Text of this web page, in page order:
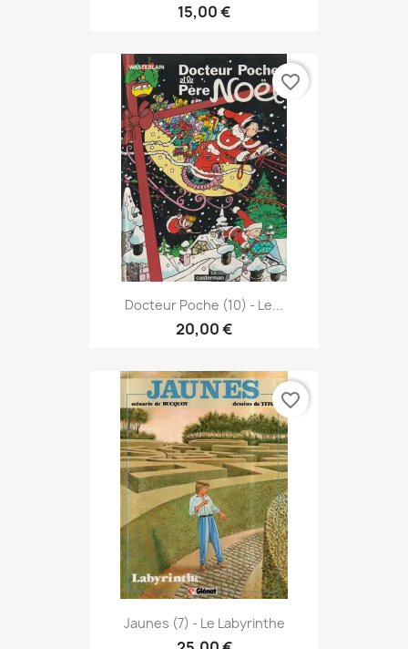
15,00 €
Docteur Poche (10) - Le...
20,00 €
favorite_border
Jaunes (7) - Le Labyrinthe
favorite_border